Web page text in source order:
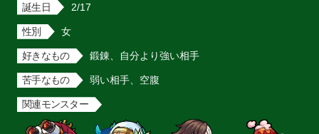
誕生日 2/17
性別 女
好きなもの 鍛錬、自分より強い相手
苦手なもの 弱い相手、空腹
関連モンスター